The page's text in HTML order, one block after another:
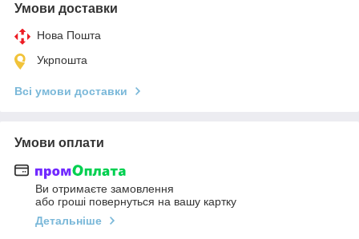
Умови доставки
Нова Пошта
Укрпошта
Всі умови доставки
Умови оплати
Ви отримаєте замовлення
або гроші повернуться на вашу картку
Детальніше